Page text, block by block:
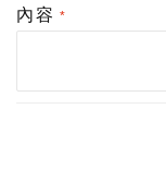
內容